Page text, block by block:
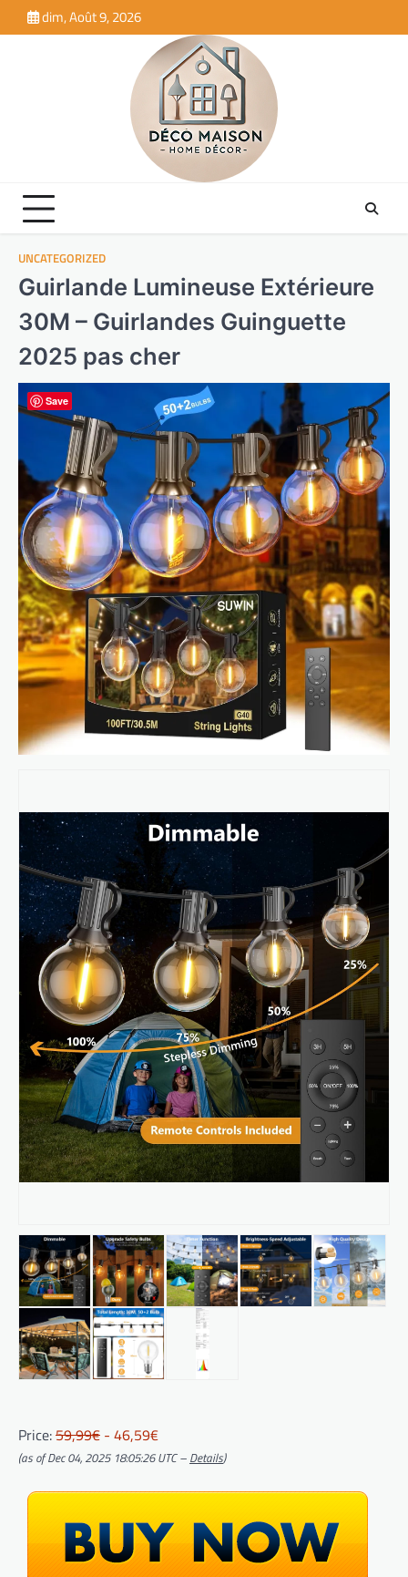
to
dim, Août 9, 2026
UNCATEGORIZED
Guirlande Lumineuse Extérieure
30M – Guirlandes Guinguette
2025 pas cher
Price:59,99€ - 46,59€
(as of Dec 04, 2025 18:05:26 UTC – Details)
Save